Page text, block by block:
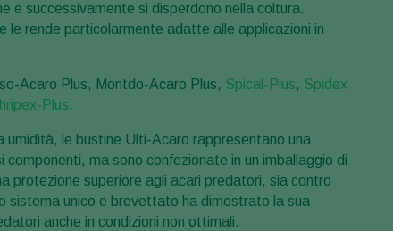
e successivamente si disperdono nella coltura.
le rende particolarmente adatte alle applicazioni in
Acaro Plus, Montdo-Acaro Plus, Spical-Plus, Spidex
Plus.
umidità, le bustine Ulti-Acaro rappresentano una
ma sono confezionate in un imballaggio di
protezione superiore agli acari predatori, sia contro
sistema unico e brevettato ha dimostrato la sua
anche in condizioni non ottimali.